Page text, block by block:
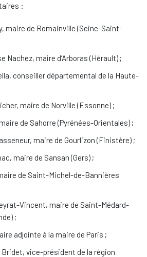
:
maire de Romainville (Seine-Saint-
Nachez, maire d’Arboras (Hérault) ;
conseiller départemental de la Haute-
maire de Norville (Essonne) ;
de Sahorre (Pyrénées-Orientales) ;
maire de Gourlizon (Finistère) ;
maire de Sansan (Gers) ;
de Saint-Michel-de-Bannières
Vincent, maire de Saint-Médard-
;
adjointe à la maire de Paris ;
vice-président de la région